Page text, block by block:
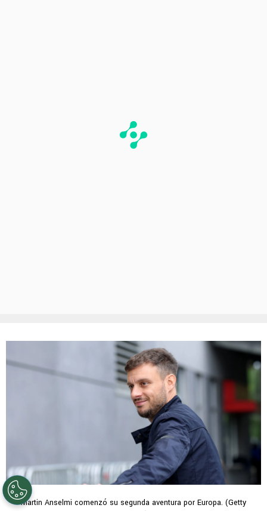
Martin Anselmi comenzó su segunda aventura por Europa. (Getty